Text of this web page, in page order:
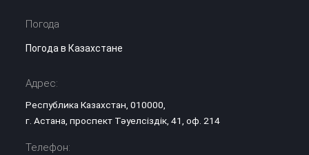
Погода
Погода в Казахстане
Адрес:
Республика Казахстан, 010000,
г. Астана, проспект Тәуелсіздік, 41, оф. 214
Телефон: